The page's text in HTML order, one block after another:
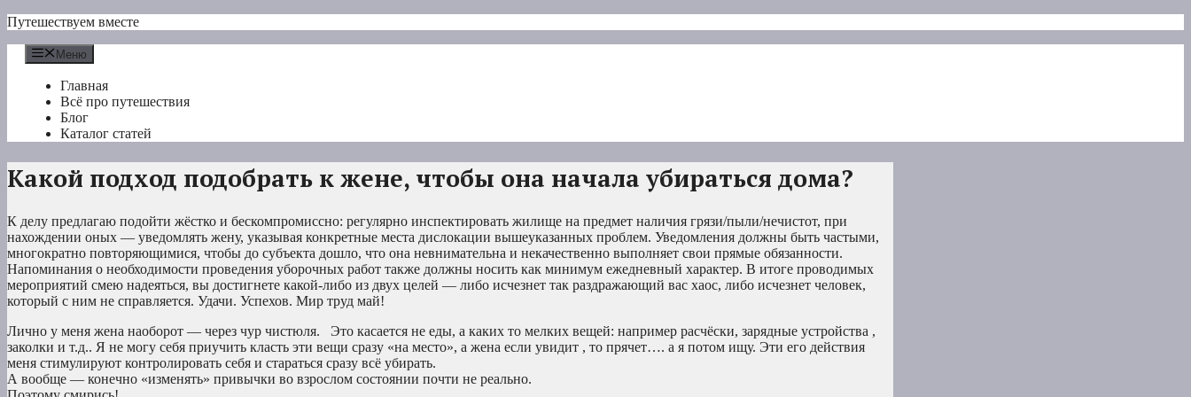
Перейти
содержимому
Путешествуем вместе
Меню
Главная
Всё про путешествия
Блог
Каталог статей
Какой подход подобрать к жене, чтобы она начала убираться дома?
К делу предлагаю подойти жёстко и бескомпромиссно: регулярно инспектировать жилище на предмет наличия грязи/пыли/нечистот, при
нахождении оных — уведомлять жену, указывая конкретные места дислокации вышеуказанных проблем. Уведомления должны быть частыми,
многократно повторяющимися, чтобы до субъекта дошло, что она невнимательна и некачественно выполняет свои прямые обязанности.
Напоминания о необходимости проведения уборочных работ также должны носить как минимум ежедневный характер. В итоге проводимых
мероприятий смею надеяться, вы достигнете какой-либо из двух целей — либо исчезнет так раздражающий вас хаос, либо исчезнет человек,
который с ним не справляется. Удачи. Успехов. Мир труд май!
Лично у меня жена наоборот — через чур чистюля. Это касается не еды, а каких то мелких вещей: например расчёски, зарядные устройства ,
заколки и т.д.. Я не могу себя приучить класть эти вещи сразу «на место», а жена если увидит , то прячет…. а я потом ищу. Эти его действия
меня стимулируют контролировать себя и стараться сразу всё убирать.
А вообще — конечно «изменять» привычки во взрослом состоянии почти не реально.